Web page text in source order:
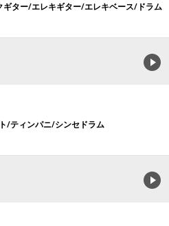
ター/エレキギター/エレキベース/ドラム
/ティンパニ/シンセドラム